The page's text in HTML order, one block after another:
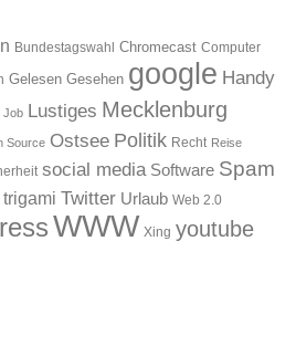
Bundestagswahl Chromecast Computer
Gelesen Gesehen google Handy
Job Lustiges Mecklenburg
Source Ostsee Politik Recht Reise
social media Software Spam
trigami Twitter Urlaub Web 2.0
WWW Xing youtube